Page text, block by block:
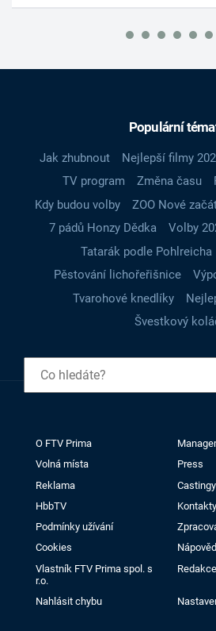
Populární
Jak zhubnout Nejlepší filmy
TV program
Změna času
Kdy budou volby
ZOO Nové
7 pádů Honzy Dědka
Volby
Tatarák podle Pohlreicha
Pěstování lichořeřišnice
Tvarohové knedlíky
Švestkový
O FTV Prima
Volná místa
Press
Reklama
HbbTV
Kontakty
Podmínky užívání
Cookies
Vlastník FTV Prima spol. s
r.o.
Redakce
Nahlásit chybu